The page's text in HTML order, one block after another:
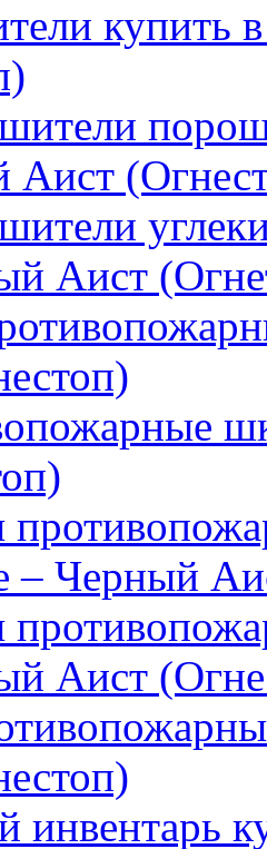
Аист
Аист
– Черный
Аист
инвентарь